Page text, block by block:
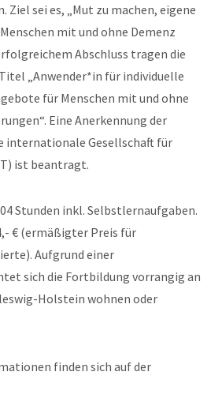
Ziel sei es, „Mut zu machen, eigene
mit und ohne Demenz
Abschluss tragen die
„Anwender*in für individuelle
für Menschen mit und ohne
Eine Anerkennung der
internationale Gesellschaft für
ist beantragt.
Stunden inkl. Selbstlernaufgaben.
€ (ermäßigter Preis für
Aufgrund einer
sich die Fortbildung vorrangig an
Holstein wohnen oder
finden sich auf der